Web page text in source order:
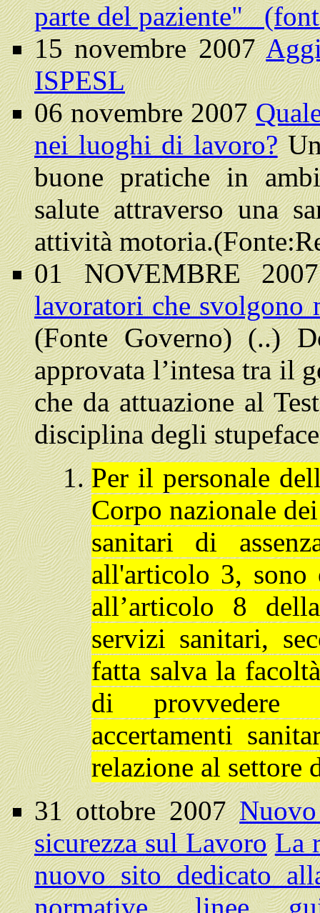
parte del paziente"
15 novembre 2007
ISPESL
06 novembre 2007
nei luoghi di lavoro?
buone pratiche in
salute attraverso una
attività
01 NOVEMBRE
lavoratori che svolgono
(Fonte Governo) (..)
approvata l’intesa tra il
che da attuazione al
disciplina degli
Per il personale
Corpo nazionale
sanitari di
all'articolo 3,
all’articolo 8
servizi sanitari,
fatta salva la
di provvedere
accertamenti
relazione al settore
31 ottobre 2007
sicurezza sul Lavoro La
nuovo sito dedicato